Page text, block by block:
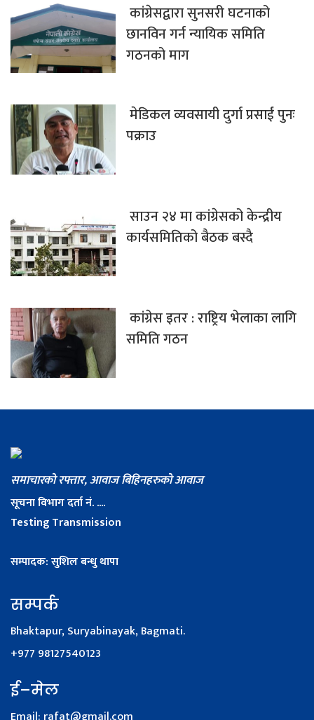
कांग्रेसद्वारा सुनसरी घटनाको
छानविन गर्न न्यायिक समिति
गठनको माग
मेडिकल व्यवसायी दुर्गा प्रसाईं पुनः
पक्राउ
साउन २४ मा कांग्रेसको केन्द्रीय
कार्यसमितिको बैठक बस्दै
कांग्रेस इतर : राष्ट्रिय भेलाका लागि
समिति गठन
समाचारको रफ्तार, आवाज बिहिनहरुको आवाज
सूचना विभाग दर्ता नं. ....
Testing Transmission
सम्पादक: सुशिल बन्धु थापा
सम्पर्क
Bhaktapur, Suryabinayak, Bagmati.
+977 98127540123
ई–मेल